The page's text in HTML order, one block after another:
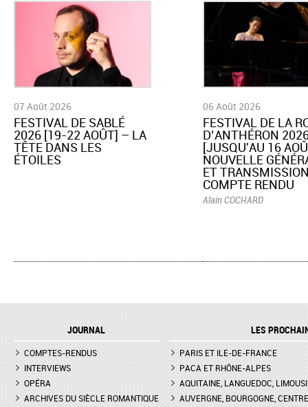
07 Août 2026
​FESTIVAL DE SABLÉ
2026 [19-22 AOÛT] – LA
TÊTE DANS LES
ÉTOILES
06 Août 2026
​FESTIVAL DE LA
D’ANTHÉRON
[JUSQU'AU 16
NOUVELLE
ET
COMPTE RENDU
Alain COCHARD
JOURNAL
COMPTES-RENDUS
INTERVIEWS
OPÉRA
ARCHIVES DU SIÈCLE ROMANTIQUE
LES
PARIS ET ILE-DE-FRANCE
PACA ET RHÔNE-ALPES
AQUITAINE, LANGUEDOC,
AUVERGNE, BOURGOGNE, CENTRE